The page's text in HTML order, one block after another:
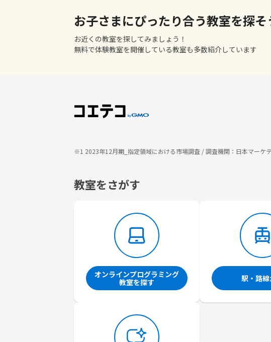
お子さまにぴったり合う教室を探そ
お近くの教室を探してみましょう！
無料で体験教室を開催している教室も多数紹介しています
※1 2023年12月期_指定領域における市場調査 / 調査機関：日本マーケ
教室をさがす
オンラインプログラミング
教室を探す
駅・路線